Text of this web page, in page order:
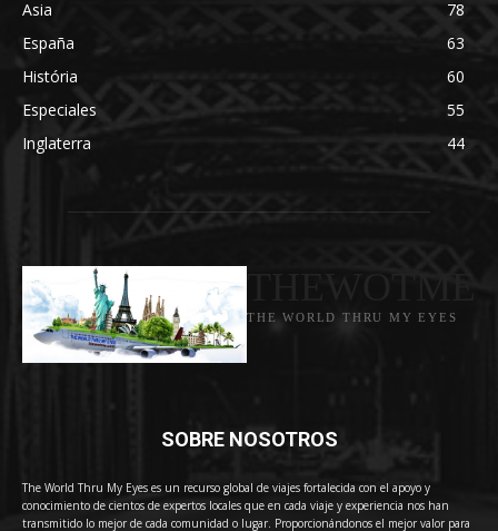
Asia
78
España
63
História
60
Especiales
55
Inglaterra
44
THE WORLD THRU MY EYES
SOBRE NOSOTROS
The World Thru My Eyes es un recurso global de viajes fortalecida con el apoyo y
conocimiento de cientos de expertos locales que en cada viaje y experiencia nos han
transmitido lo mejor de cada comunidad o lugar. Proporcionándonos el mejor valor para